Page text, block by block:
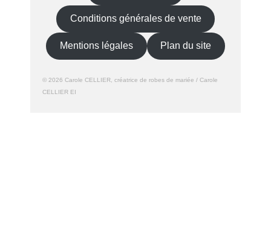
Conditions générales de vente
Mentions légales Plan du site
© 2026 Carole CELLIER, créatrice de robes de mariée / Carole
CELLIER EI